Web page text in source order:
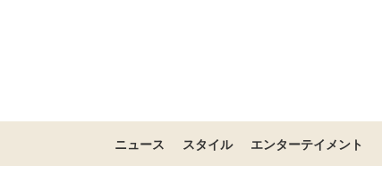
ニュース スタイル エンターテイメント